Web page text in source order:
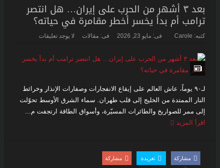
بعد ٣ أشهر من الحرب على إيران… هل انتصر
ترامب أم بدأ يخسر أخطر مقامرة في حياته؟
كتبه: Carole فى: مايو 23, 2026 فى: مقالات لا يوجد تعليقات
لـ٩۰ يوماً، عاش العالم على إيقاع الانفجارات وصفارات الإنذار وخرائط
النار الممتدة من الخليج إلى قلب طهران. سماء الشرق الأوسط تحوّلت
إلى ممر للصواريخ والطائرات المسيّرة، وأسواق الطاقة ارتجفت م...
اقرأ المزيد
مشاركة تغريدة مشاركة